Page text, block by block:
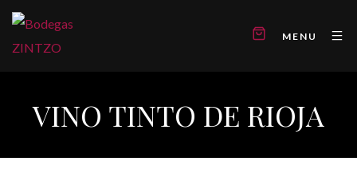
MENU
VINO TINTO DE RIOJA